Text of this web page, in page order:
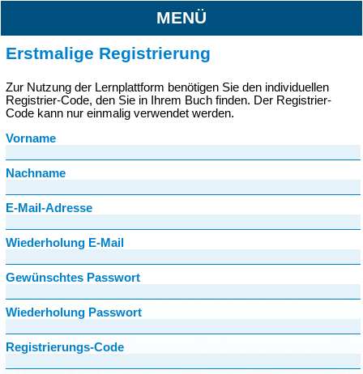
MENÜ
Erstmalige Registrierung
Zur Nutzung der Lernplattform benötigen Sie den individuellen
Registrier-Code, den Sie in Ihrem Buch finden. Der Registrier-
Code kann nur einmalig verwendet werden.
Vorname
Nachname
E-Mail-Adresse
Wiederholung E-Mail
Gewünschtes Passwort
Wiederholung Passwort
Registrierungs-Code